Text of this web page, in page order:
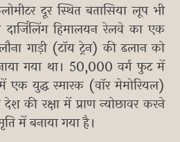
दूर स्थित बतासिया लूप भी
हिमालयन रेलवे का एक
गाड़ी (टॉय ट्रेन) की ढलान को
गया था। 50,000 वर्ग फुट में
युद्ध स्मारक (वॉर मेमोरियल)
की रक्षा में प्राण न्योछावर करने
में बनाया गया है।